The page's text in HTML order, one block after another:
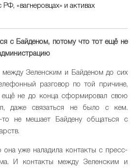
«вагнеровцах» и активах
с Байденом, потому что тот ещё не
между Зеленским и Байденом до сих
разговор по той причине,
не до конца сформировал свою
даже связаться не было с кем.
то не мешает Байдену общаться с
она уже наладила контакты с пресс-
И контакты между Зеленским и